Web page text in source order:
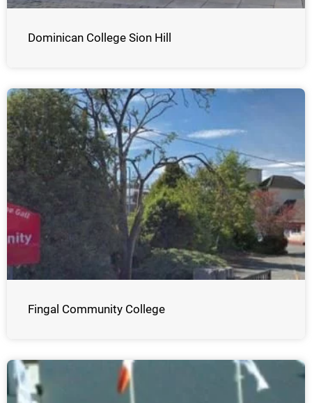
Dominican College Sion Hill
Fingal Community College